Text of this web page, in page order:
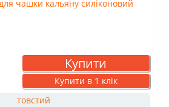
Купити
Купити в 1 клік